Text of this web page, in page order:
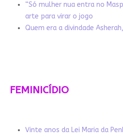
“Só mulher nua entra no
arte para virar o jogo
Quem era a divindade
FEMINICÍDIO
Vinte anos da Lei Maria da